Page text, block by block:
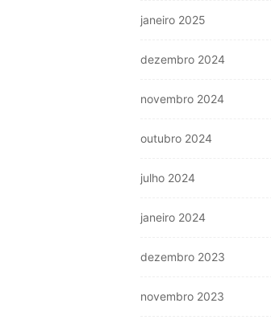
janeiro 2025
dezembro 2024
novembro 2024
outubro 2024
julho 2024
janeiro 2024
dezembro 2023
novembro 2023